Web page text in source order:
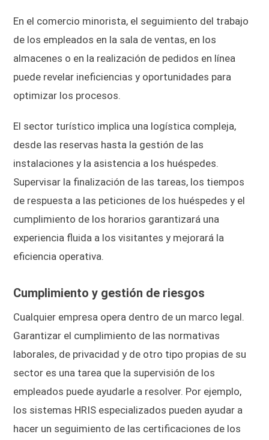
En el comercio minorista, el seguimiento del trabajo
de los empleados en la sala de ventas, en los
almacenes o en la realización de pedidos en línea
puede revelar ineficiencias y oportunidades para
optimizar los procesos.
El sector turístico implica una logística compleja,
desde las reservas hasta la gestión de las
instalaciones y la asistencia a los huéspedes.
Supervisar la finalización de las tareas, los tiempos
de respuesta a las peticiones de los huéspedes y el
cumplimiento de los horarios garantizará una
experiencia fluida a los visitantes y mejorará la
eficiencia operativa.
Cumplimiento y gestión de riesgos
Cualquier empresa opera dentro de un marco legal.
Garantizar el cumplimiento de las normativas
laborales, de privacidad y de otro tipo propias de su
sector es una tarea que la supervisión de los
empleados puede ayudarle a resolver. Por ejemplo,
los sistemas HRIS especializados pueden ayudar a
hacer un seguimiento de las certificaciones de los